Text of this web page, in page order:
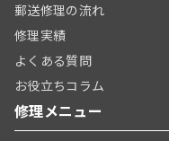
郵送修理の流れ
修理実績
よくある質問
お役立ちコラム
修理メニュー